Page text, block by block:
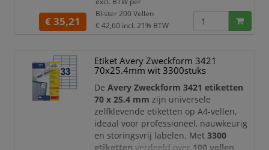
verzending, archivering,
productlabeling en administratieve
toepassingen. Met
2800 etiketten
over een ruime voorraad voor dagelijks
en intensief labelgebruik.
Dankzij het formaat van
€ 35,21
Blister 200 Vellen
€ 42,60 incl. 21% BTW
Etiket Avery Zweckform 3421
70x25.4mm wit 3300stuks
DeAvery Zweckform 3421 etiketten
70 x 25,4 mm zijn universele
zelfklevende etiketten op A4-vellen,
ideaal voor professioneel, nauwkeurig
en storingsvrij labelen. Met3300
etiketten verdeeld over 100 vellen